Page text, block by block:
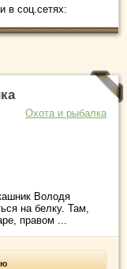
в соц.сетях:
Охота и рыбалка
Володя
на белку. Там,
правом ...